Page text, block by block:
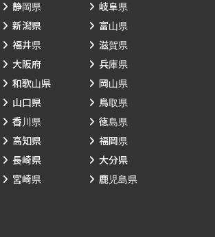
静岡県
岐阜県
新潟県
富山県
福井県
滋賀県
大阪府
兵庫県
和歌山県
岡山県
山口県
鳥取県
香川県
徳島県
高知県
福岡県
長崎県
大分県
宮崎県
鹿児島県